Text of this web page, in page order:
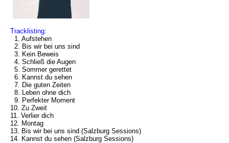
Tracklisting:
1. Aufstehen
2. Bis wir bei uns sind
3. Kein Beweis
4. Schließ die Augen
5. Sommer gerettet
6. Kannst du sehen
7. Die guten Zeiten
8. Leben ohne dich
9. Perfekter Moment
10. Zu Zweit
11. Verlier dich
12. Montag
13. Bis wir bei uns sind (Salzburg Sessions)
14. Kannst du sehen (Salzburg Sessions)